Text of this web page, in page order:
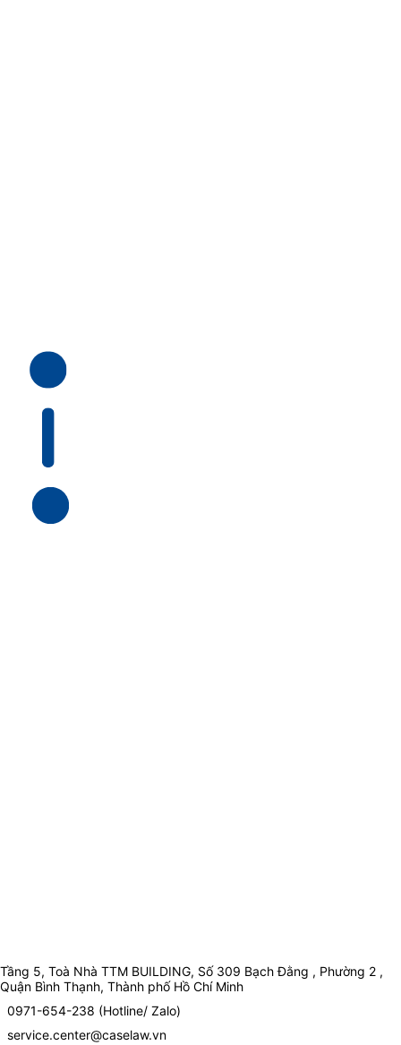
Tầng 5, Toà Nhà TTM BUILDING, Số 309 Bạch Đằng , Phường 2 ,
Quận Bình Thạnh, Thành phố Hồ Chí Minh
0971-654-238 (Hotline/ Zalo)
service.center@caselaw.vn